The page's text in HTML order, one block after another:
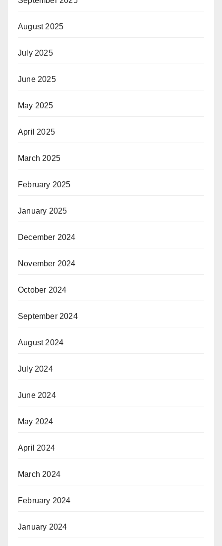
August 2025
July 2025
June 2025
May 2025
April 2025
March 2025
February 2025
January 2025
December 2024
November 2024
October 2024
September 2024
August 2024
July 2024
June 2024
May 2024
April 2024
March 2024
February 2024
January 2024